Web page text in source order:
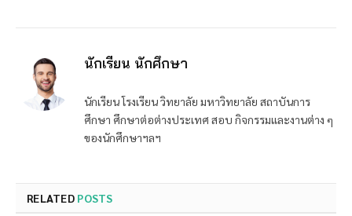
นักเรียน นักศึกษา
นักเรียน โรงเรียน วิทยาลัย มหาวิทยาลัย สถาบันการ
ศึกษา ศึกษาต่อต่างประเทศ สอบ กิจกรรมและงานต่าง ๆ
ของนักศึกษาฯลฯ
RELATED POSTS